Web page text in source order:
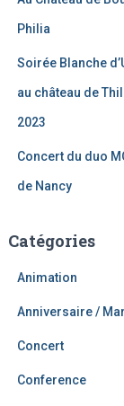
Philia
Soirée Blanche
au château de
2023
Concert du duo
de Nancy
Catégories
Animation
Anniversaire /
Concert
Conference